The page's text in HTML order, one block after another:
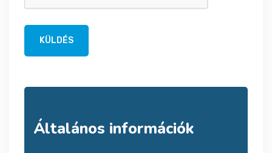
KÜLDÉS
Általános információk